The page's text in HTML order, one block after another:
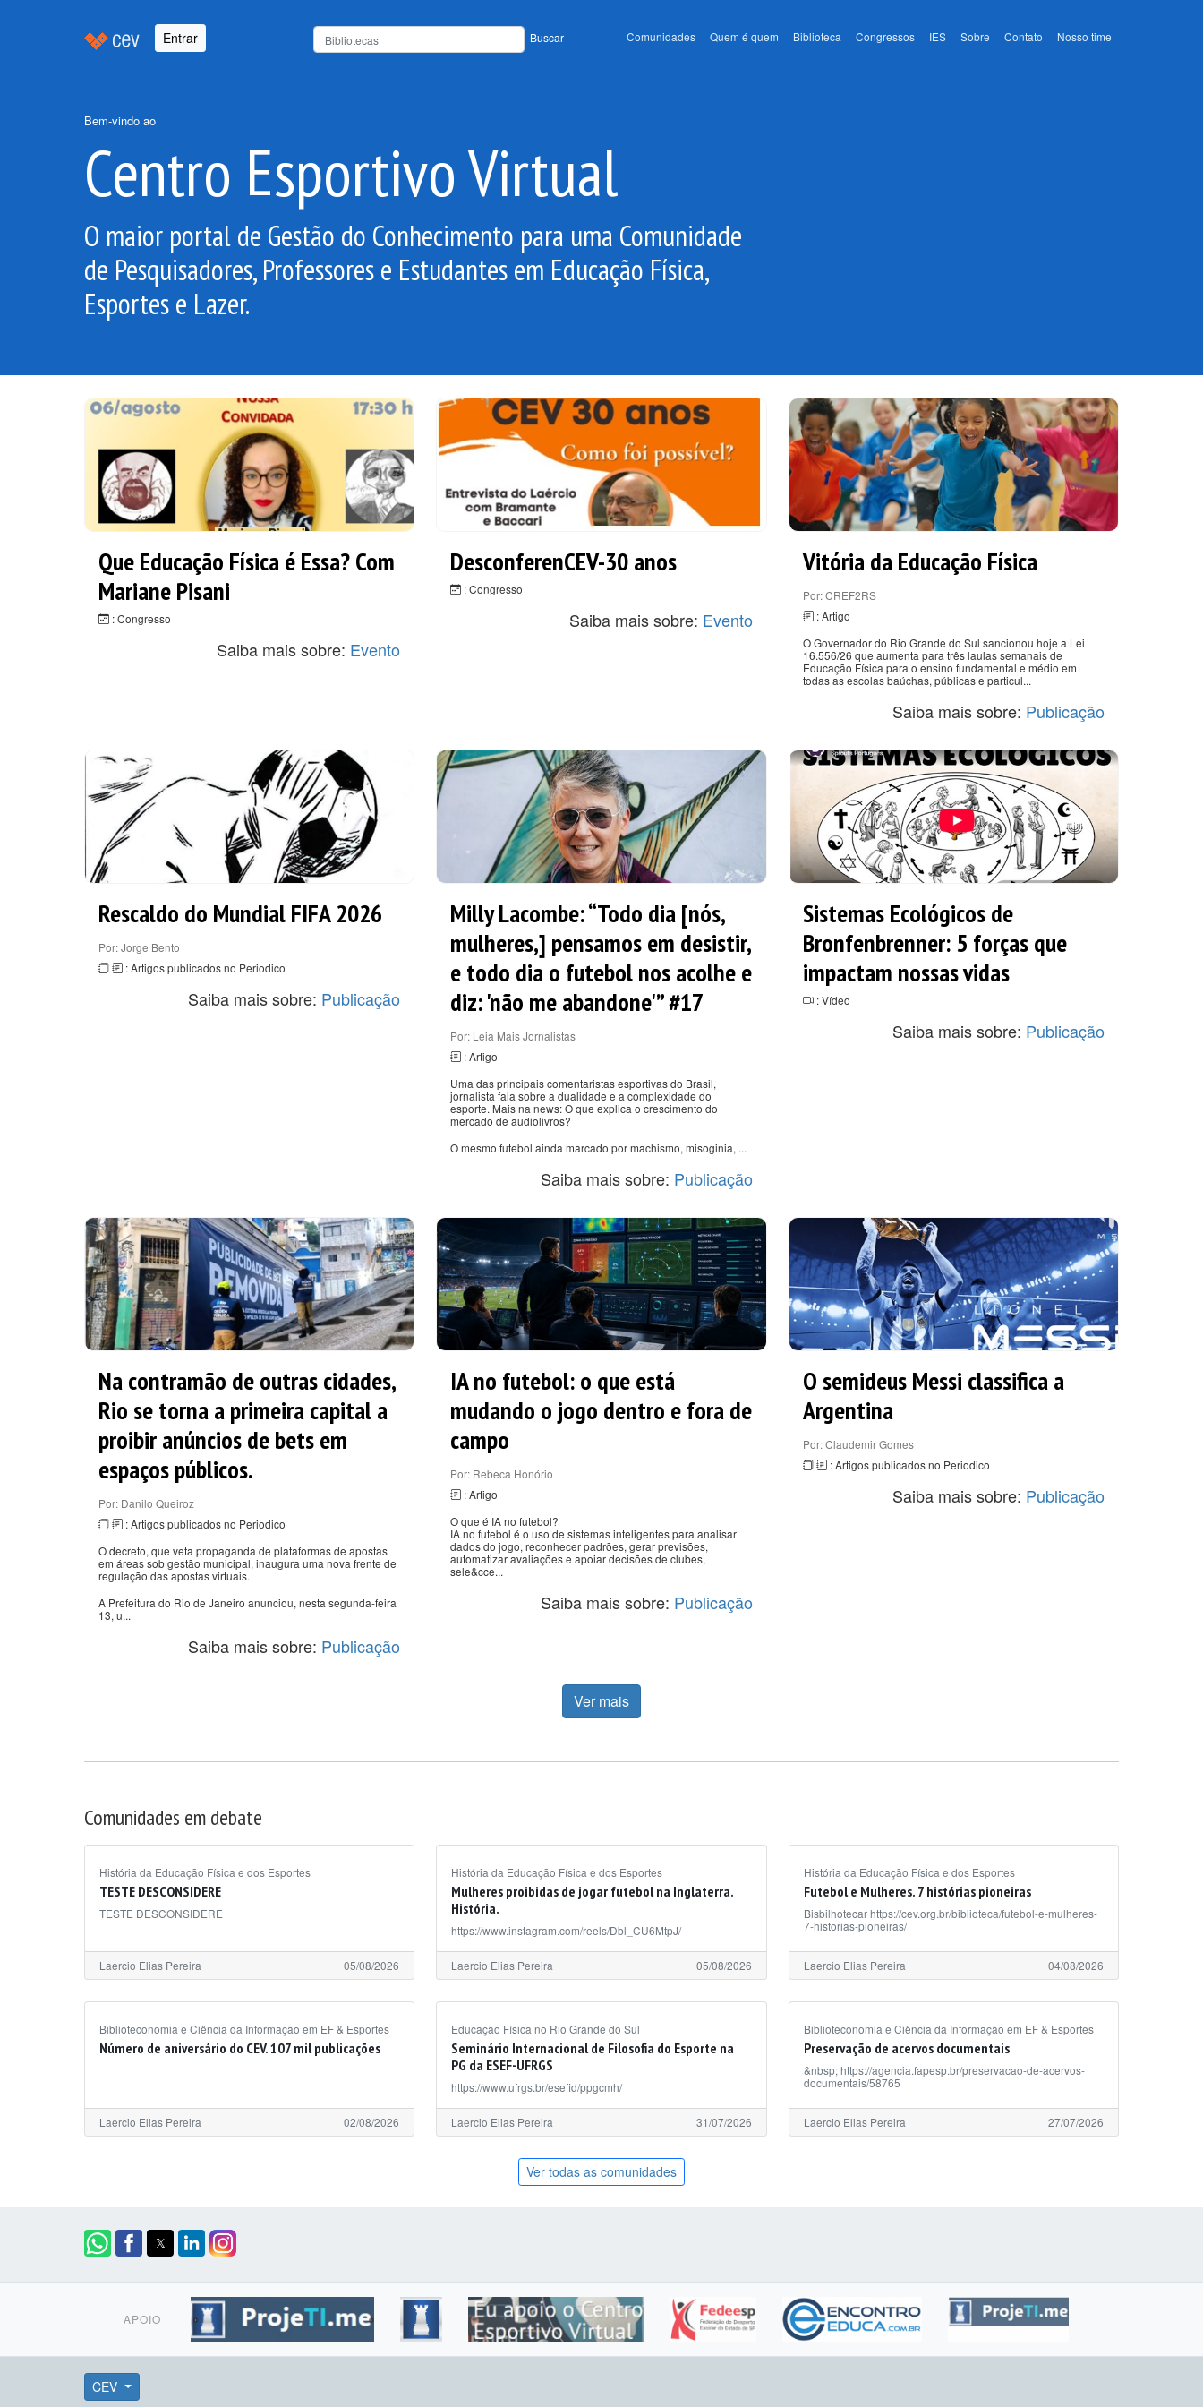
Entrar Buscar Comunidades Quem é quem Biblioteca Congressos IES Sobre Contato Nosso time
Bem-vindo ao
Centro Esportivo Virtual
O maior portal de Gestão do Conhecimento para uma Comunidade
de Pesquisadores, Professores e Estudantes em Educação Física,
Esportes e Lazer.
Que Educação Física é Essa? Com
Mariane Pisani
: Congresso
Saiba mais sobre: Evento
DesconferenCEV-30 anos
: Congresso
Saiba mais sobre: Evento
Vitória da Educação Física
Por: CREF2RS
: Artigo
O Governador do Rio Grande do Sul sancionou hoje a Lei
16.556/26 que aumenta para três laulas semanais de
Educação Física para o ensino fundamental e médio em
todas as escolas baúchas, públicas e particul...
Saiba mais sobre: Publicação
Rescaldo do Mundial FIFA 2026
Por: Jorge Bento
: Artigos publicados no Periodico
Saiba mais sobre: Publicação
Milly Lacombe: “Todo dia [nós,
mulheres,] pensamos em desistir,
e todo dia o futebol nos acolhe e
diz: 'não me abandone'” #17
Por: Leia Mais Jornalistas
: Artigo
Uma das principais comentaristas esportivas do Brasil,
jornalista fala sobre a dualidade e a complexidade do
esporte. Mais na news: O que explica o crescimento do
mercado de audiolivros?
O mesmo futebol ainda marcado por machismo, misoginia, ...
Saiba mais sobre: Publicação
Sistemas Ecológicos de
Bronfenbrenner: 5 forças que
impactam nossas vidas
: Vídeo
Saiba mais sobre: Publicação
Na contramão de outras cidades,
Rio se torna a primeira capital a
proibir anúncios de bets em
espaços públicos.
Por: Danilo Queiroz
: Artigos publicados no Periodico
O decreto, que veta propaganda de plataformas de apostas
em áreas sob gestão municipal, inaugura uma nova frente de
regulação das apostas virtuais.
A Prefeitura do Rio de Janeiro anunciou, nesta segunda-feira
13, u...
Saiba mais sobre: Publicação
IA no futebol: o que está
mudando o jogo dentro e fora de
campo
Por: Rebeca Honório
: Artigo
O que é IA no futebol?
IA no futebol é o uso de sistemas inteligentes para analisar
dados do jogo, reconhecer padrões, gerar previsões,
automatizar avaliações e apoiar decisões de clubes,
sele&cce...
Saiba mais sobre: Publicação
O semideus Messi classifica a
Argentina
Por: Claudemir Gomes
: Artigos publicados no Periodico
Saiba mais sobre: Publicação
Ver mais
Comunidades em debate
História da Educação Física e dos Esportes
TESTE DESCONSIDERE
TESTE DESCONSIDERE
Laercio Elias Pereira 05/08/2026
História da Educação Física e dos Esportes
Mulheres proibidas de jogar futebol na Inglaterra.
História.
https://www.instagram.com/reels/Dbl_CU6MtpJ/
Laercio Elias Pereira 05/08/2026
História da Educação Física e dos Esportes
Futebol e Mulheres. 7 histórias pioneiras
Bisbilhotecar https://cev.org.br/biblioteca/futebol-e-mulheres-
7-historias-pioneiras/
Laercio Elias Pereira 04/08/2026
Biblioteconomia e Ciência da Informação em EF & Esportes
Número de aniversário do CEV. 107 mil publicações
Laercio Elias Pereira 02/08/2026
Educação Física no Rio Grande do Sul
Seminário Internacional de Filosofia do Esporte na
PG da ESEF-UFRGS
https://www.ufrgs.br/esefid/ppgcmh/
Laercio Elias Pereira 31/07/2026
Biblioteconomia e Ciência da Informação em EF & Esportes
Preservação de acervos documentais
&nbsp; https://agencia.fapesp.br/preservacao-de-acervos-
documentais/58765
Laercio Elias Pereira 27/07/2026
Ver todas as comunidades
APOIO
CEV